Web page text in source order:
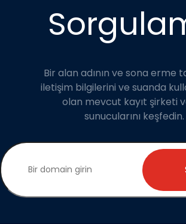
Bir alan adının ve sona erme
iletişim bilgilerini ve suanda
olan mevcut kayıt şirketi
sunucularını keşfedin.